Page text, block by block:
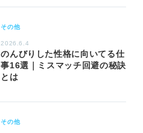
その他
2026.6.4
のんびりした性格に向いてる仕
事16選｜ミスマッチ回避の秘訣
とは
その他